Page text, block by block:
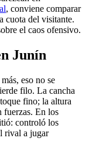
, conviene comparar
cuota del visitante.
el caos ofensivo.
Junín
eso no se
filo. La cancha
fino; la altura
fuerzas. En los
controló los
rival a jugar